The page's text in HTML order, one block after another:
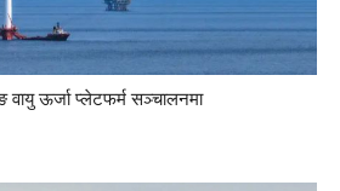
वायु ऊर्जा प्लेटफर्म सञ्चालनमा